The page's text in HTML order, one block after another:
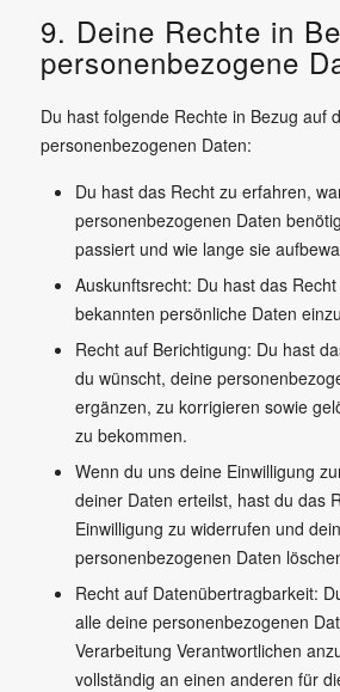
9. Deine Rechte in
personenbezogene
Du hast folgende Rechte in Bezug auf
personenbezogenen Daten:
Du hast das Recht zu erfahren,
personenbezogenen Daten
passiert und wie lange sie
Auskunftsrecht: Du hast das
bekannten persönliche Daten
Recht auf Berichtigung: Du hast
du wünscht, deine
ergänzen, zu korrigieren sowie
zu bekommen.
Wenn du uns deine Einwilligung
deiner Daten erteilst, hast du das
Einwilligung zu widerrufen und
personenbezogenen Daten
Recht auf Datenübertragbarkeit:
alle deine personenbezogenen
Verarbeitung Verantwortlichen
vollständig an einen anderen für